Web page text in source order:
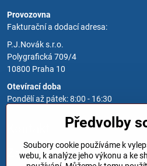
Provozovna
Fakturační a dodací adresa:
P.J.Novák s.r.o.
Polygrafická 709/4
10800 Praha 10
Otevírací doba
Pondělí až pátek: 8:00 - 16:30
Zavoláme Vám zpět
Předvolby
Soubory cookie používáme k
webu, k analýze jeho výkonu a ke